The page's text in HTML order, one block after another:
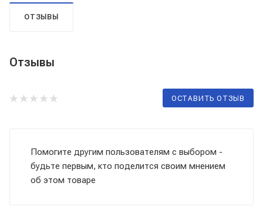
ОТЗЫВЫ
Отзывы
ОСТАВИТЬ ОТЗЫВ
Помогите другим пользователям с выбором -
будьте первым, кто поделится своим мнением
об этом товаре